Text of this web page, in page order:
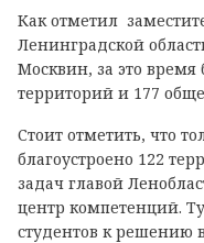
Как отметил
Ленинградской
Москвин, за это время
территорий и 177
Стоит отметить, что
благоустроено 122
задач главой
центр компетенций.
студентов к решению